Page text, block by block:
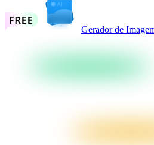
Gerador de